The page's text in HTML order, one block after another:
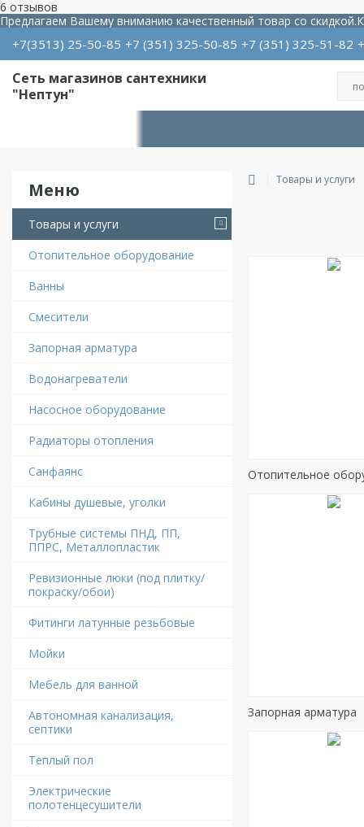
6 отзывов
Предлагаем Вашему вниманию качественный товар со скидкой.
+7(3513) 25-50-85 +7 351 325-50-85 +7 351 325-51-82
Сеть магазинов сантехники
"Нептун"
Товары и услуги
Отопительное оборудование
Ванны
Смесители
Запорная арматура
Водонагреватели
Насосное оборудование
Радиаторы отопления
Санфаянс
Кабины душевые, уголки
Трубные системы ПНД, ПП,
ППРС, Металлопластик
Ревизионные люки (под плитку/
покраску/обои)
Фитинги латунные резьбовые
Мойки
Мебель для ванной
Автономная канализация,
септики
Теплый пол
Электрические
полотенцесушители
Товары и услуги
Отопительное
Запорная арматура